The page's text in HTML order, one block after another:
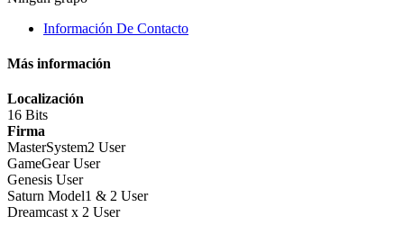
Información De Contacto
Más información
Localización
16 Bits
Firma
MasterSystem2 User
GameGear User
Genesis User
Saturn Model1 & 2 User
Dreamcast x 2 User